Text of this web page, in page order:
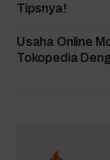
Tipsnya!
Usaha Online
Tokopedia